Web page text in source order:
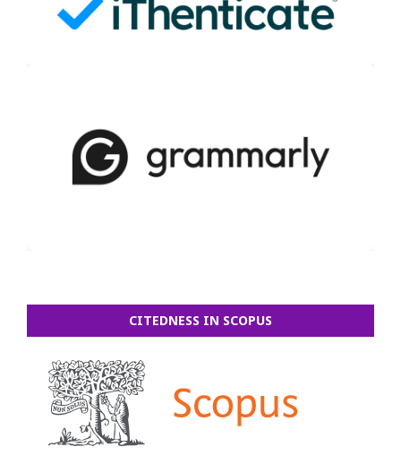
CITEDNESS IN SCOPUS